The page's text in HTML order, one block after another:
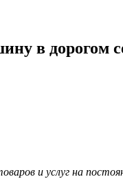
в дорогом
и услуг на